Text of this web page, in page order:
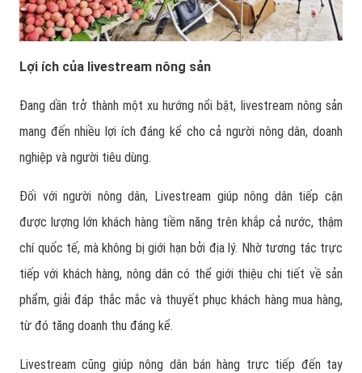
Lợi ích của livestream nông sản
Đang dần trở thành một xu hướng nổi bật, livestream nông sản
mang đến nhiều lợi ích đáng kể cho cả người nông dân, doanh
nghiệp và người tiêu dùng.
Đối với người nông dân, Livestream giúp nông dân tiếp cận
được lượng lớn khách hàng tiềm năng trên khắp cả nước, thậm
chí quốc tế, mà không bị giới hạn bởi địa lý. Nhờ tương tác trực
tiếp với khách hàng, nông dân có thể giới thiệu chi tiết về sản
phẩm, giải đáp thắc mắc và thuyết phục khách hàng mua hàng,
từ đó tăng doanh thu đáng kể.
Livestream cũng giúp nông dân bán hàng trực tiếp đến tay